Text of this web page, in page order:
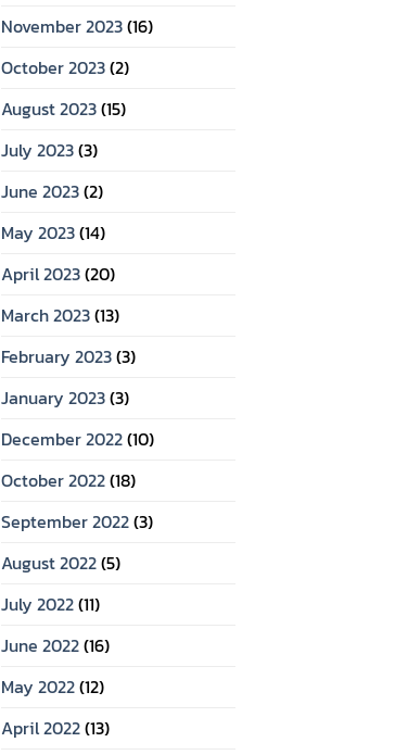
November 2023(16)
October 2023(2)
August 2023(15)
July 2023(3)
June 2023(2)
May 2023(14)
April 2023(20)
March 2023(13)
February 2023(3)
January 2023(3)
December 2022(10)
October 2022(18)
September 2022(3)
August 2022(5)
July 2022(11)
June 2022(16)
May 2022(12)
April 2022(13)